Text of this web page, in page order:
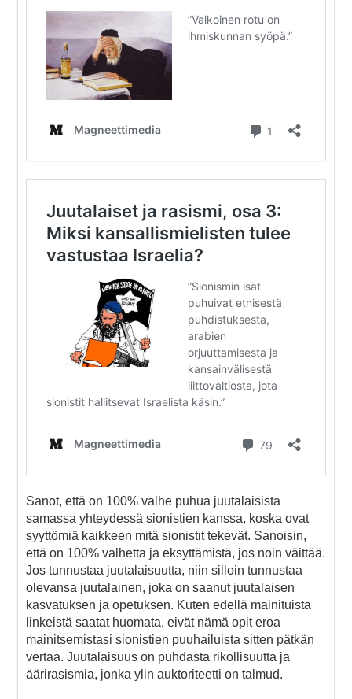
Sanot, että on 100% valhe puhua juutalaisista
samassa yhteydessä sionistien kanssa, koska ovat
syyttömiä kaikkeen mitä sionistit tekevät. Sanoisin,
että on 100% valhetta ja eksyttämistä, jos noin väittää.
Jos tunnustaa juutalaisuutta, niin silloin tunnustaa
olevansa juutalainen, joka on saanut juutalaisen
kasvatuksen ja opetuksen. Kuten edellä mainituista
linkeistä saatat huomata, eivät nämä opit eroa
mainitsemistasi sionistien puuhailuista sitten pätkän
vertaa. Juutalaisuus on puhdasta rikollisuutta ja
äärirasismia, jonka ylin auktoriteetti on talmud.